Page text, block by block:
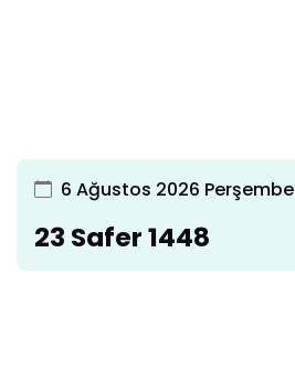
6 Ağustos 2026 Perşembe
23 Safer 1448